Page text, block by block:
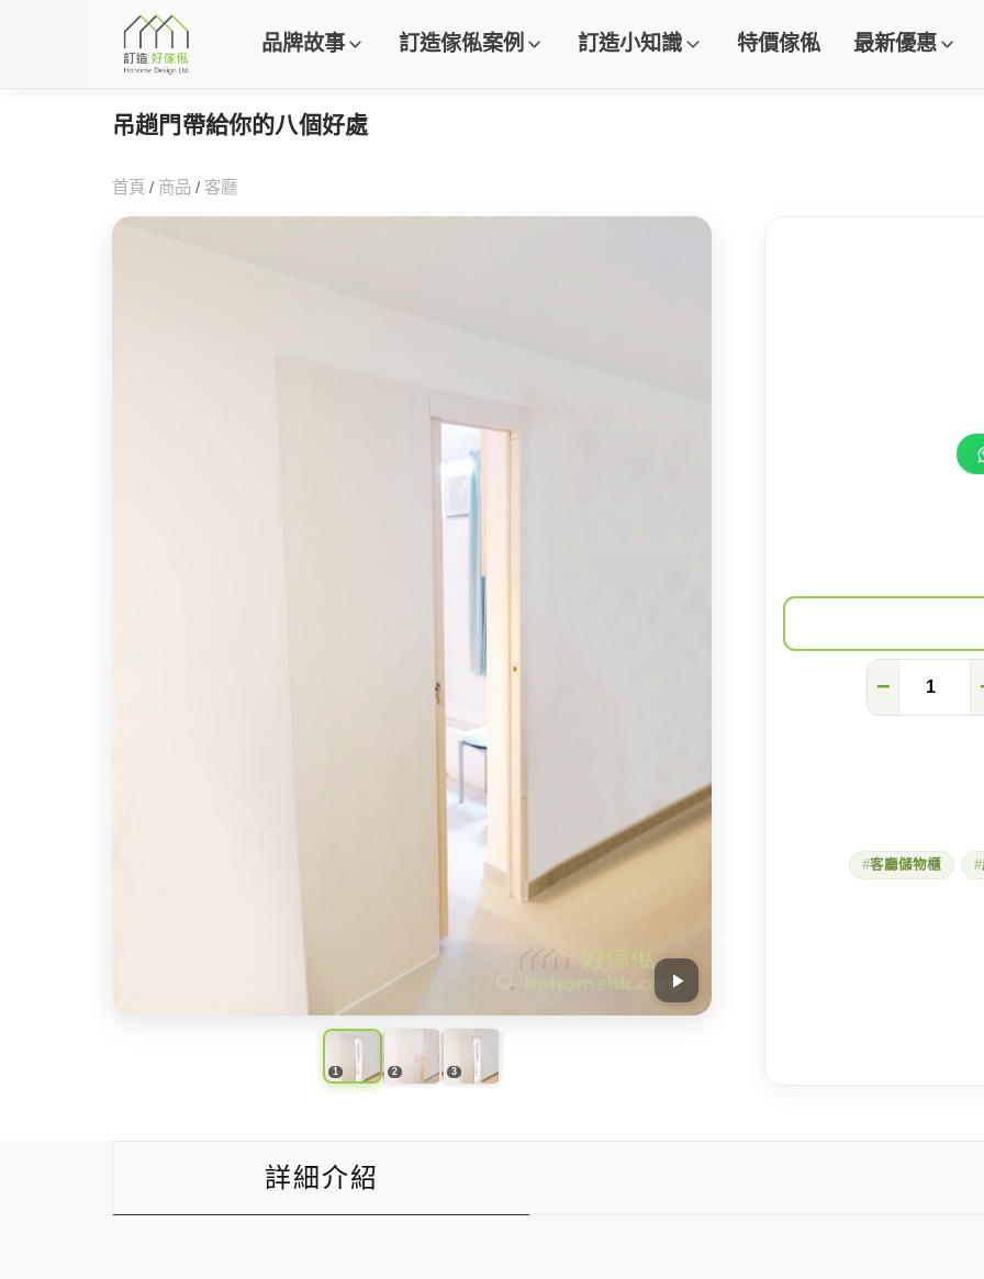
品牌故事 訂造傢俬案例 訂造小知識 特價傢俬 最新優惠
吊趟門帶給你的八個好處
首頁 / 商品 / 客廳
門
好
處
−
客廳儲物櫃
詳細介紹